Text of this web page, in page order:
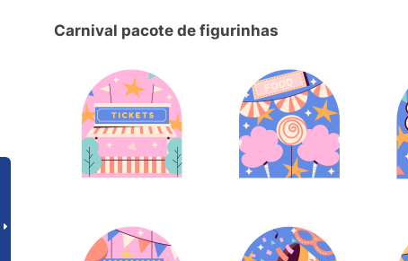
Carnival pacote de figurinhas